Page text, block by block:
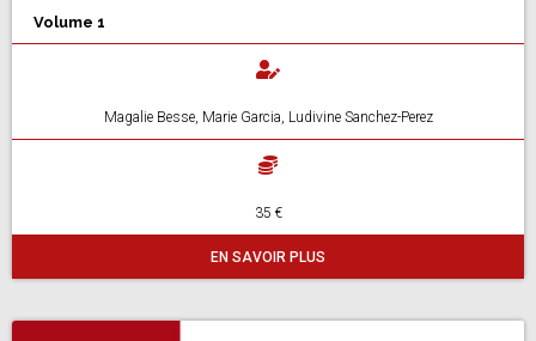
Volume 1
Magalie Besse, Marie Garcia, Ludivine Sanchez-Perez
35 €
EN SAVOIR PLUS